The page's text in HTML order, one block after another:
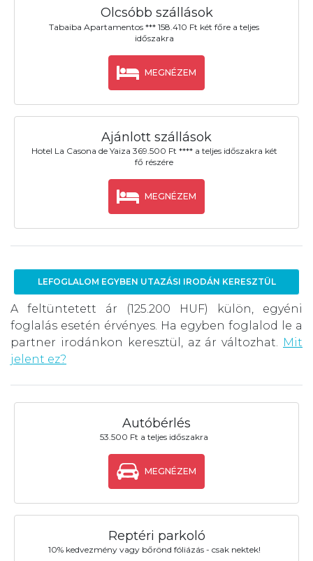
Olcsóbb szállások
Tabaiba Apartamentos *** 158.410 Ft két főre a teljes
időszakra
MEGNÉZEM
Ajánlott szállások
Hotel La Casona de Yaiza 369.500 Ft **** a teljes időszakra két
fő részére
MEGNÉZEM
LEFOGLALOM EGYBEN UTAZÁSI IRODÁN KERESZTÜL
A feltüntetett ár (125.200 HUF) külön, egyéni
foglalás esetén érvényes. Ha egyben foglalod le a
partner irodánkon keresztül, az ár változhat. Mit
jelent ez?
Autóbérlés
53.500 Ft a teljes időszakra
MEGNÉZEM
Reptéri parkoló
10% kedvezmény vagy bőrönd fóliázás - csak nektek!